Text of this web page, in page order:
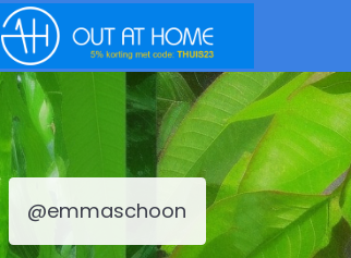
@emmaschoon